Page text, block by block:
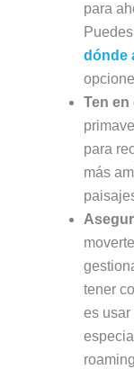
para
dónde
Ten en
para
más
tener
es usar